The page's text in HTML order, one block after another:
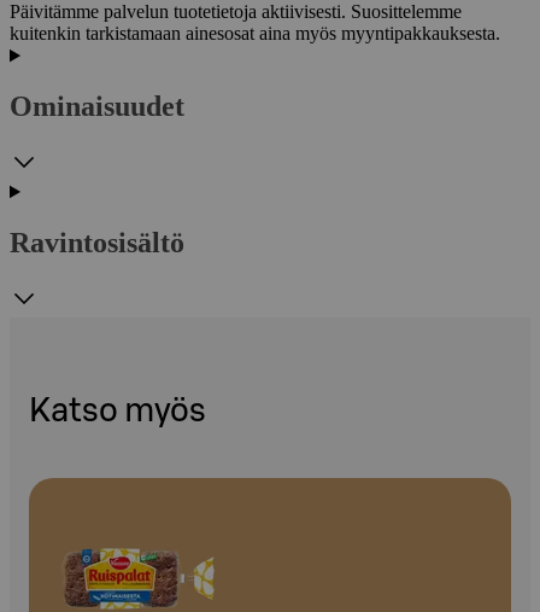
Päivitämme palvelun tuotetietoja aktiivisesti. Suosittelemme
kuitenkin tarkistamaan ainesosat aina myös myyntipakkauksesta.
Ominaisuudet
Ravintosisältö
Katso myös